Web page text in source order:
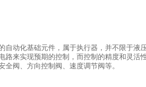
自动化基础元件，属于执行器，并不限于液
来实现预期的控制，而控制的精度和灵活
全阀、方向控制阀、速度调节阀等。